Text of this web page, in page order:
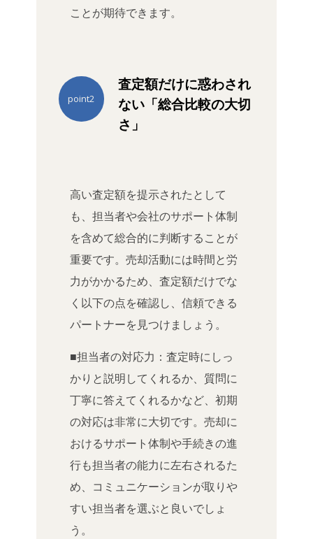
ことが期待できます。
査定額だけに惑わされ
ない「総合比較の大切
さ」
point2
高い査定額を提示されたとして
も、担当者や会社のサポート体制
を含めて総合的に判断することが
重要です。売却活動には時間と労
力がかかるため、査定額だけでな
く以下の点を確認し、信頼できる
パートナーを見つけましょう。
■担当者の対応力：査定時にしっ
かりと説明してくれるか、質問に
丁寧に答えてくれるかなど、初期
の対応は非常に大切です。売却に
おけるサポート体制や手続きの進
行も担当者の能力に左右されるた
め、コミュニケーションが取りや
すい担当者を選ぶと良いでしょ
う。